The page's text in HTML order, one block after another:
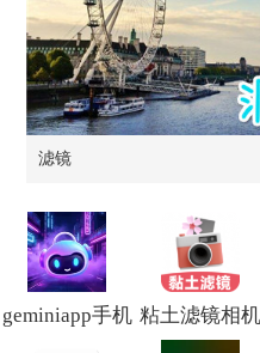
滤镜
geminiapp手机 粘土滤镜相机